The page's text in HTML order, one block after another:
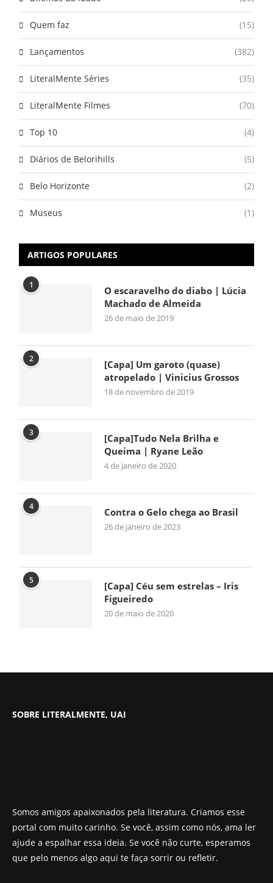
Quem faz (15)
Lançamentos (382)
LiteralMente Séries (35)
LiteralMente Filmes (70)
Top 10 (4)
Diários de Belorihills (5)
Belo Horizonte (2)
Museus (1)
ARTIGOS POPULARES
1
O escaravelho do diabo | Lúcia
Machado de Almeida
26 de maio de 2019
2
[Capa] Um garoto (quase)
atropelado | Vinicius Grossos
18 de novembro de 2019
3
[Capa]Tudo Nela Brilha e
Queima | Ryane Leão
4 de janeiro de 2020
4 Contra o Gelo chega ao Brasil
26 de janeiro de 2023
5
[Capa] Céu sem estrelas – Iris
Figueiredo
20 de maio de 2020
SOBRE LITERALMENTE, UAI
Somos amigos apaixonados pela literatura. Criamos esse
portal com muito carinho. Se você, assim como nós, ama ler
ajude a espalhar essa ideia. Se você não curte, esperamos
que pelo menos algo aqui te faça sorrir ou refletir.